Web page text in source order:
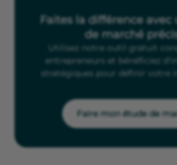
Faites la différence avec
de marché
Utilisez notre outil gratuit
entrepreneurs et bénéficiez
stratégiques pour définir votre
Faire mon étude de